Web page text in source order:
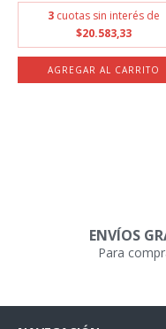
3 cuotas sin interés de
$20.583,33
ENVÍOS
Para